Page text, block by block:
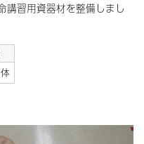
講習用資器材を整備しまし